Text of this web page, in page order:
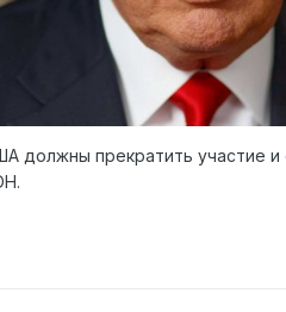
должны прекратить участие